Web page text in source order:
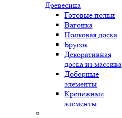
Древесина
Готовые полки
Вагонка
Полковая доска
Брусок
Декоративная
доска из массива
Доборные
элементы
Крепежные
элементы